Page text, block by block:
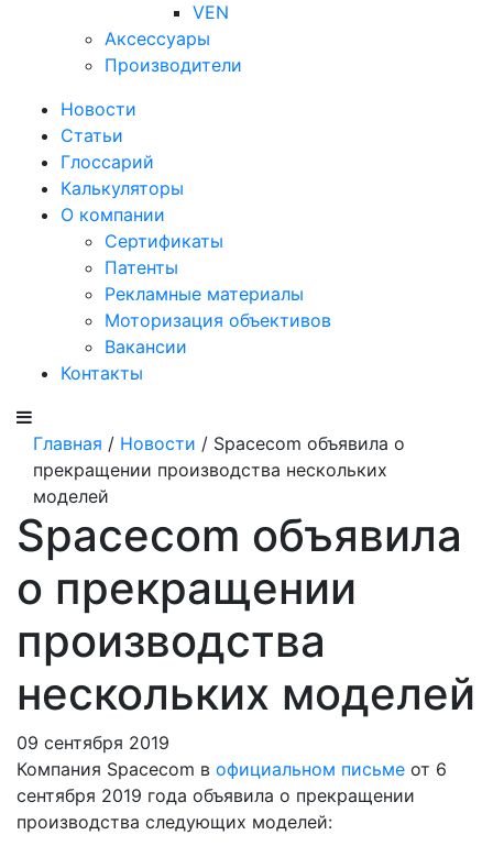
VEN
Аксессуары
Производители
Новости
Статьи
Глоссарий
Калькуляторы
О компании
Сертификаты
Патенты
Рекламные материалы
Моторизация объективов
Вакансии
Контакты
Главная / Новости / Spacecom объявила о
прекращении производства нескольких
моделей
Spacecom объявила
о прекращении
производства
нескольких моделей
09 сентября 2019
Компания Spacecom в официальном письме от 6
сентября 2019 года объявила о прекращении
производства следующих моделей: